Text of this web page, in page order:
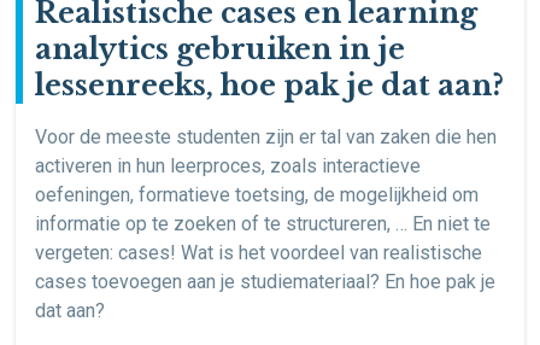
Realistische cases en learning
analytics gebruiken in je
lessenreeks, hoe pak je dat aan?
Voor de meeste studenten zijn er tal van zaken die hen
activeren in hun leerproces, zoals interactieve
oefeningen, formatieve toetsing, de mogelijkheid om
informatie op te zoeken of te structureren, … En niet te
vergeten: cases! Wat is het voordeel van realistische
cases toevoegen aan je studiemateriaal? En hoe pak je
dat aan?